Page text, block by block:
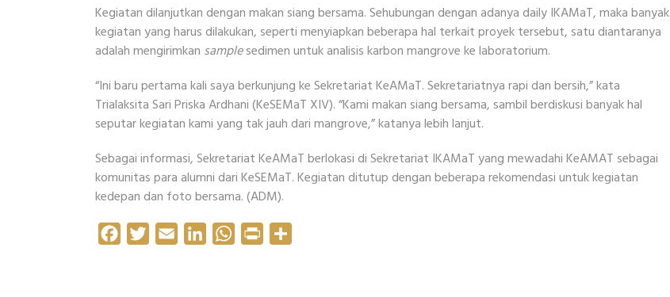
Kegiatan dilanjutkan dengan makan siang bersama. Sehubungan dengan adanya daily IKAMaT, maka banyak
kegiatan yang harus dilakukan, seperti menyiapkan beberapa hal terkait proyek tersebut, satu diantaranya
adalah mengirimkan samplesedimen untuk analisis karbon mangrove ke laboratorium.
“Ini baru pertama kali saya berkunjung ke Sekretariat KeAMaT. Sekretariatnya rapi dan bersih,” kata
Trialaksita Sari Priska Ardhani (KeSEMaT XIV). “Kami makan siang bersama, sambil berdiskusi banyak hal
seputar kegiatan kami yang tak jauh dari mangrove,” katanya lebih lanjut.
Sebagai informasi, Sekretariat KeAMaT berlokasi di Sekretariat IKAMaT yang mewadahi KeAMAT sebagai
komunitas para alumni dari KeSEMaT. Kegiatan ditutup dengan beberapa rekomendasi untuk kegiatan
kedepan dan foto bersama. (ADM).
FacebookTwitterEmail LinkedInWhatsApp
Print